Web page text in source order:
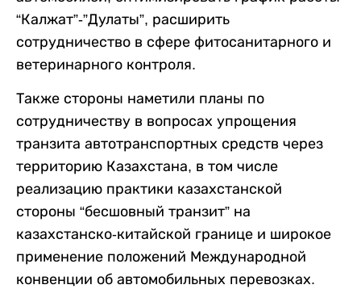
“Калжат”-”Дулаты”, расширить
сотрудничество в сфере фитосанитарного и
ветеринарного контроля.
Также стороны наметили планы по
сотрудничеству в вопросах упрощения
транзита автотранспортных средств через
территорию Казахстана, в том числе
реализацию практики казахстанской
стороны “бесшовный транзит” на
казахстанско-китайской границе и широкое
применение положений Международной
конвенции об автомобильных перевозках.